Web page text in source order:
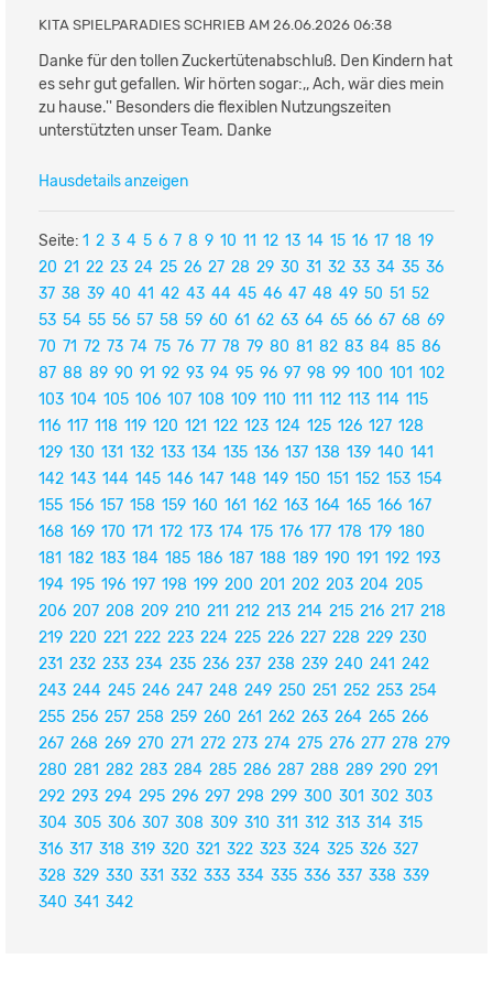
KITA SPIELPARADIES SCHRIEB AM 26.06.2026 06:38
Danke für den tollen Zuckertütenabschluß. Den Kindern hat
es sehr gut gefallen. Wir hörten sogar:,, Ach, wär dies mein
zu hause.'' Besonders die flexiblen Nutzungszeiten
unterstützten unser Team. Danke
Hausdetails anzeigen
Seite: 1 2 3 4 5 6 7 8 9 10 11 12 13 14 15 16 17 18 19
20 21 22 23 24 25 26 27 28 29 30 31 32 33 34 35 36
37 38 39 40 41 42 43 44 45 46 47 48 49 50 51 52
53 54 55 56 57 58 59 60 61 62 63 64 65 66 67 68 69
70 71 72 73 74 75 76 77 78 79 80 81 82 83 84 85 86
87 88 89 90 91 92 93 94 95 96 97 98 99 100 101 102
103 104 105 106 107 108 109 110 111 112 113 114 115
116 117 118 119 120 121 122 123 124 125 126 127 128
129 130 131 132 133 134 135 136 137 138 139 140 141
142 143 144 145 146 147 148 149 150 151 152 153 154
155 156 157 158 159 160 161 162 163 164 165 166 167
168 169 170 171 172 173 174 175 176 177 178 179 180
181 182 183 184 185 186 187 188 189 190 191 192 193
194 195 196 197 198 199 200 201 202 203 204 205
206 207 208 209 210 211 212 213 214 215 216 217 218
219 220 221 222 223 224 225 226 227 228 229 230
231 232 233 234 235 236 237 238 239 240 241 242
243 244 245 246 247 248 249 250 251 252 253 254
255 256 257 258 259 260 261 262 263 264 265 266
267 268 269 270 271 272 273 274 275 276 277 278 279
280 281 282 283 284 285 286 287 288 289 290 291
292 293 294 295 296 297 298 299 300 301 302 303
304 305 306 307 308 309 310 311 312 313 314 315
316 317 318 319 320 321 322 323 324 325 326 327
328 329 330 331 332 333 334 335 336 337 338 339
340 341 342